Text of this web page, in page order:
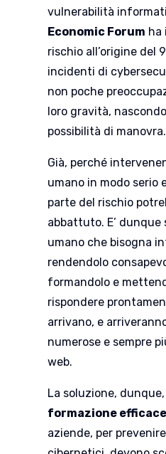
vulnerabilità
Economic Forum ha
rischio all’origine del
incidenti di
non poche
loro gravità,
possibilità di manovra.
Già, perché
umano in modo serio
parte del rischio
abbattuto. E’ dunque
umano che bisogna
rendendolo
formandolo e
rispondere
arrivano, e
numerose e sempre
web.
La soluzione,
formazione
aziende, per